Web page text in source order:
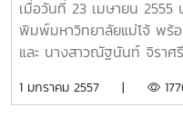
เมื่อวันที่ 23 เมษายน 2555
พิมพ์มหาวิทยาลัยแม่โจ้ พร้
และ นางสาวณัฐนันท์ จิราศ
มหาวิทยาลัยแม่โจ้ จัดขึ้นระ
1 มกราคม 2557 |